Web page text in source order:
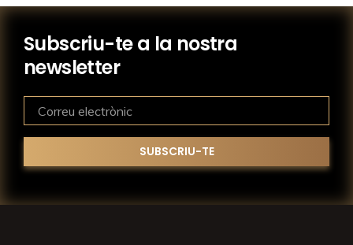
Subscriu-te a la nostra
newsletter